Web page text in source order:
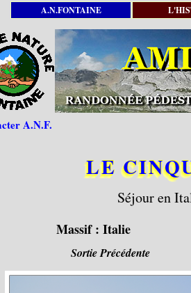
A.N.FONTAINE
A.N.F.
LE
Séjour en
Massif : Italie
Sortie Précédente